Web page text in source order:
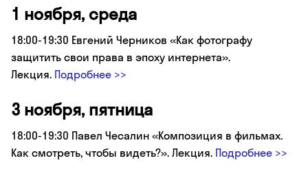
1 ноября, среда
18:00-19:30 Евгений Черников «Как фотографу
защитить свои права в эпоху интернета».
Лекция. Подробнее >>
3 ноября, пятница
18:00-19:30 Павел Чесалин «Композиция в фильмах.
Как смотреть, чтобы видеть?». Лекция. Подробнее >>